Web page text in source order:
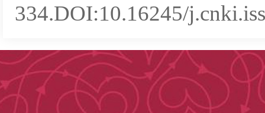
334.DOI:10.16245/